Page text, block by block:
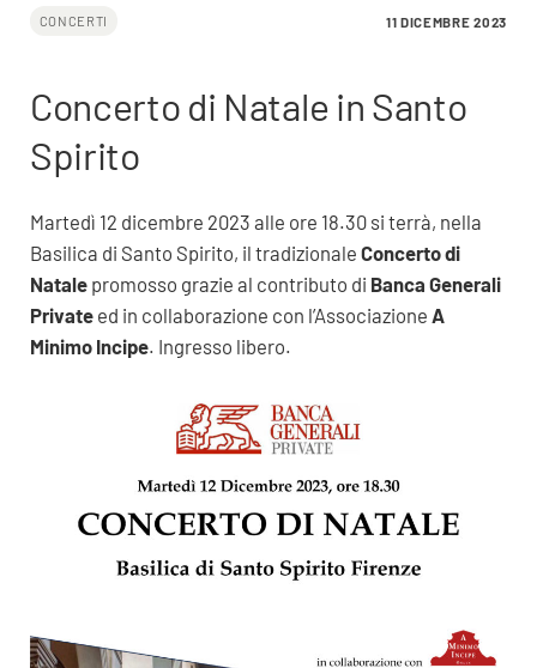
CONCERTI 11 DICEMBRE 2023
Concerto di Natale in Santo
Spirito
Martedì 12 dicembre 2023 alle ore 18.30 si terrà, nella
Basilica di Santo Spirito, il tradizionale Concerto di
Natalepromosso grazie al contributo di Banca Generali
Privateed in collaborazione con l’Associazione A
Minimo Incipe. Ingresso libero.